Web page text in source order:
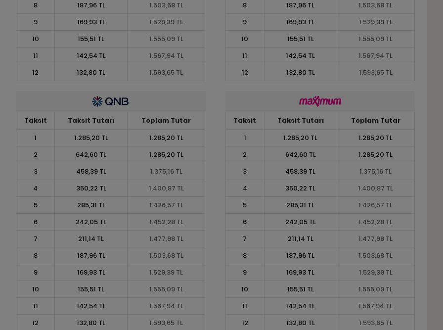
8
187,96 TL
1.503,68 TL
9
169,93 TL
1.529,39 TL
10
155,51 TL
1.555,09 TL
11
142,54 TL
1.567,94 TL
12
132,80 TL 1.593,65 TL
8
187,96 TL
1.503,68 TL
9
169,93 TL
1.529,39 TL
10
155,51 TL
1.555,09 TL
11
142,54 TL
1.567,94 TL
12
132,80 TL 1.593,65 TL
Taksit Taksit Tutarı
Toplam Tutar
1
1.285,20 TL
1.285,20 TL
2
642,60 TL
1.285,20 TL
3
458,39 TL
1.375,16 TL
4
350,22 TL
1.400,87 TL
5
285,31 TL
1.426,57 TL
6
242,05 TL
1.452,28 TL
7
211,14 TL
1.477,98 TL
8
187,96 TL
1.503,68 TL
9
169,93 TL
1.529,39 TL
10
155,51 TL
1.555,09 TL
11
142,54 TL
1.567,94 TL
12
132,80 TL 1.593,65 TL
Taksit Taksit Tutarı
Toplam Tutar
1
1.285,20 TL
1.285,20 TL
2
642,60 TL
1.285,20 TL
3
458,39 TL
1.375,16 TL
4
350,22 TL
1.400,87 TL
5
285,31 TL
1.426,57 TL
6
242,05 TL
1.452,28 TL
7
211,14 TL
1.477,98 TL
8
187,96 TL
1.503,68 TL
9
169,93 TL
1.529,39 TL
10
155,51 TL
1.555,09 TL
11
142,54 TL
1.567,94 TL
12
132,80 TL 1.593,65 TL